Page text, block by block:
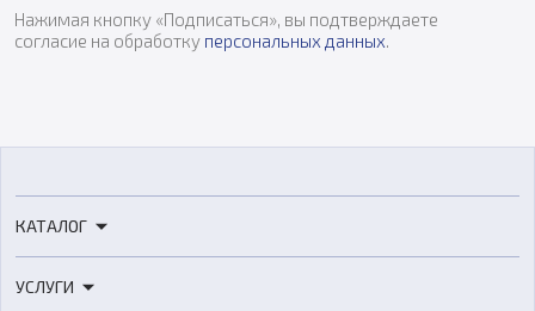
Нажимая кнопку «Подписаться», вы подтверждаете
согласие на обработку персональных данных.
КАТАЛОГ
3D-сканеры
УСЛУГИ